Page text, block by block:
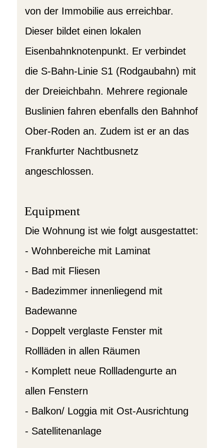
von der Immobilie aus erreichbar.
Dieser bildet einen lokalen
Eisenbahnknotenpunkt. Er verbindet
die S-Bahn-Linie S1 (Rodgaubahn) mit
der Dreieichbahn. Mehrere regionale
Buslinien fahren ebenfalls den Bahnhof
Ober-Roden an. Zudem ist er an das
Frankfurter Nachtbusnetz
angeschlossen.
Equipment
Die Wohnung ist wie folgt ausgestattet:
- Wohnbereiche mit Laminat
- Bad mit Fliesen
- Badezimmer innenliegend mit
Badewanne
- Doppelt verglaste Fenster mit
Rollläden in allen Räumen
- Komplett neue Rollladengurte an
allen Fenstern
- Balkon/ Loggia mit Ost-Ausrichtung
- Satellitenanlage